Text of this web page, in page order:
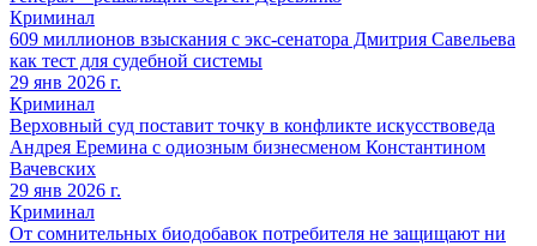
Криминал
609 миллионов взыскания с экс-сенатора Дмитрия Савельева
как тест для судебной системы
29 янв 2026 г.
Криминал
Верховный суд поставит точку в конфликте искусствоведа
Андрея Еремина с одиозным бизнесменом Константином
Вачевских
29 янв 2026 г.
Криминал
От сомнительных биодобавок потребителя не защищают ни